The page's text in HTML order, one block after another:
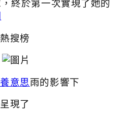
終於第一次實現了她的
搜榜
意思雨的影響下
現了